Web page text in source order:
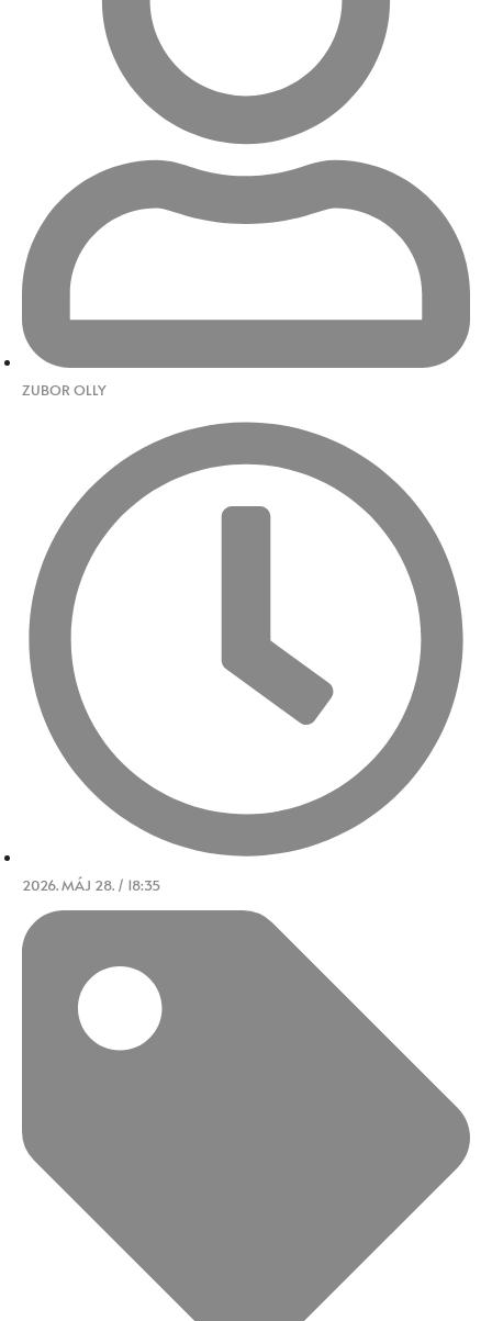
ZUBOR OLLY
2026. MÁJ 28. / 18:35